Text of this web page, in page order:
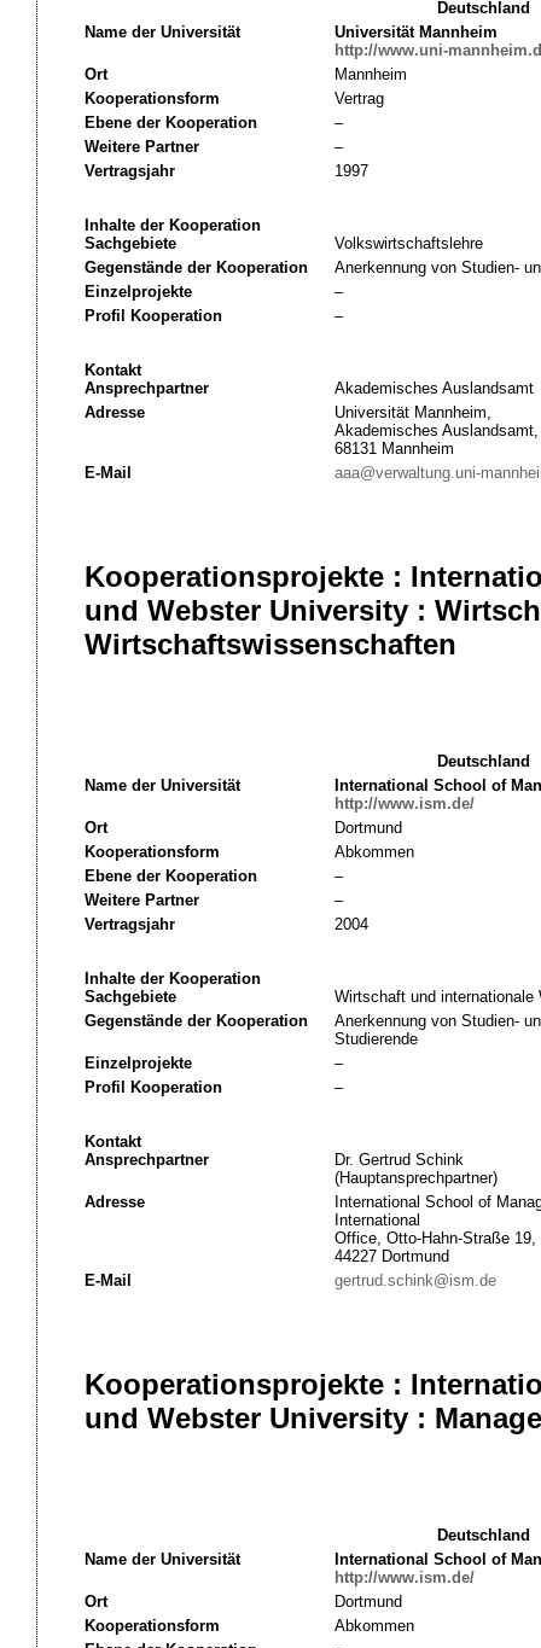
Deutschland
Name der Universität
Universität Mannheim
http://www.uni-
Ort
Mannheim
Kooperationsform
Vertrag
Ebene der Kooperation
–
Weitere Partner
–
Vertragsjahr
1997
Inhalte der Kooperation
Sachgebiete
Volkswirtschaftslehre
Gegenstände der Kooperation
Anerkennung von Studien-
Einzelprojekte
–
Profil Kooperation
–
Kontakt
Ansprechpartner
Akademisches Auslandsamt
Adresse
Universität Mannheim,
Akademisches Auslandsamt,
68131 Mannheim
E-Mail
aaa@verwaltung.uni-
Kooperationsprojekte :
und Webster University :
Wirtschaftswissenschaften
Deutschland
Name der Universität
International School of
http://www.ism.de/
Ort
Dortmund
Kooperationsform
Abkommen
Ebene der Kooperation
–
Weitere Partner
–
Vertragsjahr
2004
Inhalte der Kooperation
Sachgebiete
Wirtschaft und
Gegenstände der Kooperation
Anerkennung von Studien-
Studierende
Einzelprojekte
–
Profil Kooperation
–
Kontakt
Ansprechpartner
Dr. Gertrud Schink
(Hauptansprechpartner)
Adresse
International School of
International
Office, Otto-Hahn-Straße 19,
44227 Dortmund
E-Mail
gertrud.schink@ism.de
Kooperationsprojekte :
und Webster University :
Deutschland
Name der Universität
International School of
http://www.ism.de/
Ort
Dortmund
Kooperationsform
Abkommen